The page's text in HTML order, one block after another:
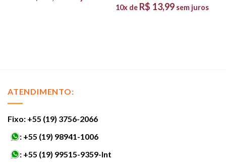
10x de R$ 13,99 sem juros
ATENDIMENTO:
Fixo: +55 (19) 3756-2066
: +55 (19) 98941-1006
: +55 (19) 99515-9359-Int